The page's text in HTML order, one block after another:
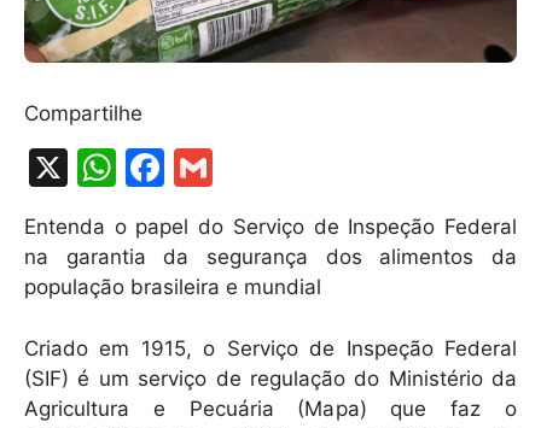
Compartilhe
X
W
at
s
p
p
F
a
c
e
o
o
m
ai
l
Entenda o papel do Serviço de Inspeção Federal
na garantia da segurança dos alimentos da
população brasileira e mundial
Criado em 1915, o Serviço de Inspeção Federal
(SIF) é um serviço de regulação do Ministério da
Agricultura e Pecuária (Mapa) que faz o